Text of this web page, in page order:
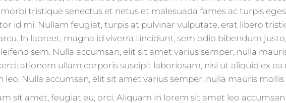
tristique senectus et netus et malesuada fames ac turpis
id mi. Nullam feugiat, turpis at pulvinar vulputate, erat libero
In laoreet, magna id viverra tincidunt, sem odio bibendum
sem. Nulla accumsan, elit sit amet varius semper, nulla
ullam corporis suscipit laboriosam, nisi ut aliquid ex
leo. Nulla accumsan, elit sit amet varius semper, nulla mauris
sit amet, feugiat eu, orci. Aliquam in lorem sit amet leo